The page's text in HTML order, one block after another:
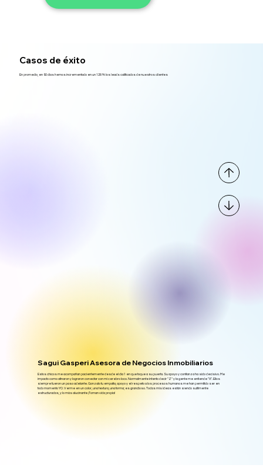
Casos de éxito
En promedio, en 90 días hemos incrementado en un 128 % los leads calificados de nuestros clientes
Sagui Gasperi Asesora de Negocios Inmobiliarios
Estos chicos me acompañan pacientemente desde el dia 1 en que toque a su puerta. Su apoyo y confianza ha sido decisivo. Me
impacto como atinaron y lograron conectar con mi cerebro loco. Normalmente intento decir "Z" y la gente me entiende "X". Ellos
siempre fueron un paso adelante. Gonzalo tu empatía, apoyo y el respeto a los procesos humanos me han permitido ser en
todo momento YO. Verme en un color, una textura, una forma; es grandioso. Todas mis ideas están siendo sutilmente
estructuradas, y lo más alucinante ¡Toman vida propia!